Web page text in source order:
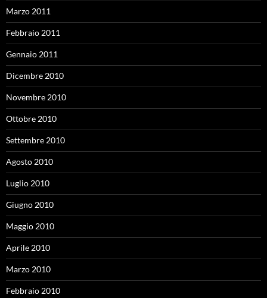
Marzo 2011
Febbraio 2011
Gennaio 2011
Dicembre 2010
Novembre 2010
Ottobre 2010
Settembre 2010
Agosto 2010
Luglio 2010
Giugno 2010
Maggio 2010
Aprile 2010
Marzo 2010
Febbraio 2010